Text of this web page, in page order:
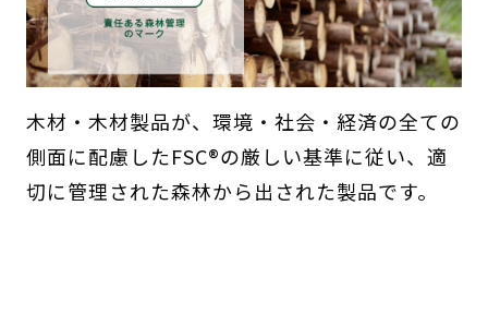
木材・木材製品が、環境・社会・経済の全ての
側面に配慮したFSC®の厳しい基準に従い、適
切に管理された森林から出された製品です。